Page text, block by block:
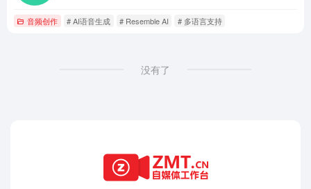
音频创作 # AI语音生成 # Resemble AI # 多语言支持
没有了